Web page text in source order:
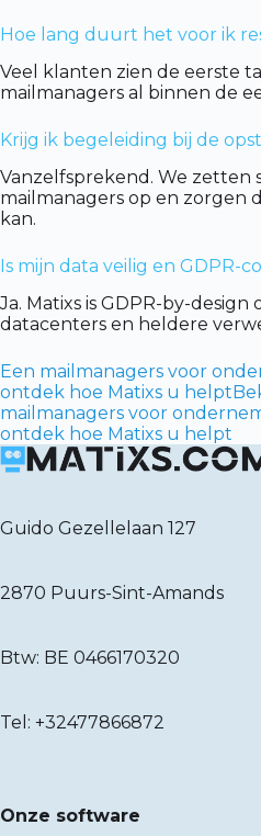
Hoe lang duurt het voor ik
Veel klanten zien de eerste
mailmanagers al binnen de
Krijg ik begeleiding bij de
Vanzelfsprekend. We zetten
mailmanagers op en zorgen
kan.
Is mijn data veilig en GDPR-
Ja. Matixs is GDPR-by-
datacenters en heldere
Een mailmanagers voor
ontdek hoe Matixs u helpt
mailmanagers voor
ontdek hoe Matixs u helpt
Guido Gezellelaan 127
2870 Puurs-Sint-Amands
Btw: BE 0466170320
Tel: +32477866872
Onze software